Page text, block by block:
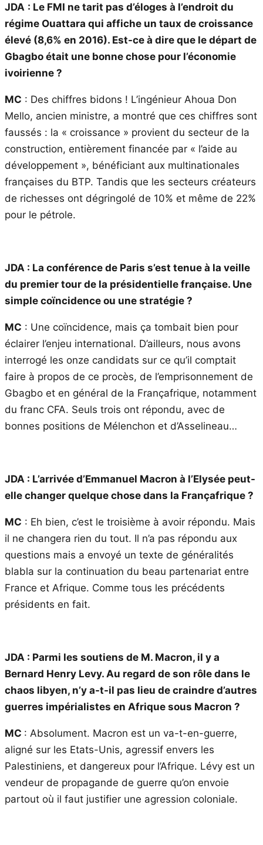
JDA : Le FMI ne tarit pas d’éloges à l’endroit du
régime Ouattara qui affiche un taux de croissance
élevé (8,6% en 2016). Est-ce à dire que le départ de
Gbagbo était une bonne chose pour l’économie
ivoirienne ?
MC : Des chiffres bidons ! L’ingénieur Ahoua Don
Mello, ancien ministre, a montré que ces chiffres sont
faussés : la « croissance » provient du secteur de la
construction, entièrement financée par « l’aide au
développement », bénéficiant aux multinationales
françaises du BTP. Tandis que les secteurs créateurs
de richesses ont dégringolé de 10% et même de 22%
pour le pétrole.
JDA : La conférence de Paris s’est tenue à la veille
du premier tour de la présidentielle française. Une
simple coïncidence ou une stratégie ?
MC : Une coïncidence, mais ça tombait bien pour
éclairer l’enjeu international. D’ailleurs, nous avons
interrogé les onze candidats sur ce qu’il comptait
faire à propos de ce procès, de l’emprisonnement de
Gbagbo et en général de la Françafrique, notamment
du franc CFA. Seuls trois ont répondu, avec de
bonnes positions de Mélenchon et d’Asselineau…
JDA : L’arrivée d’Emmanuel Macron à l’Elysée peut-
elle changer quelque chose dans la Françafrique ?
MC : Eh bien, c’est le troisième à avoir répondu. Mais
il ne changera rien du tout. Il n’a pas répondu aux
questions mais a envoyé un texte de généralités
blabla sur la continuation du beau partenariat entre
France et Afrique. Comme tous les précédents
présidents en fait.
JDA : Parmi les soutiens de M. Macron, il y a
Bernard Henry Levy. Au regard de son rôle dans le
chaos libyen, n’y a-t-il pas lieu de craindre d’autres
guerres impérialistes en Afrique sous Macron ?
MC : Absolument. Macron est un va-t-en-guerre,
aligné sur les Etats-Unis, agressif envers les
Palestiniens, et dangereux pour l’Afrique. Lévy est un
vendeur de propagande de guerre qu’on envoie
partout où il faut justifier une agression coloniale.